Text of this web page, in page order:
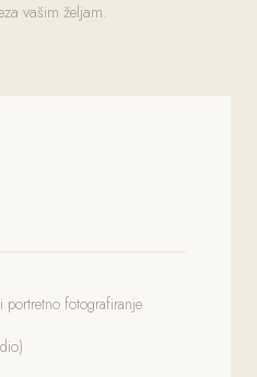
vašim željam.
portretno fotografiranje